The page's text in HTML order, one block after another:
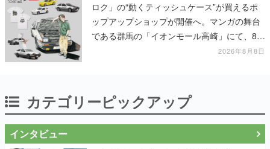
ロク」の“動くティッシュケース”が買えるポ
ップアップショップが開催へ。マンガの舞台
である群馬の「イオンモール高崎」にて、8月
11日から8月20日までの期間限定で開催予定
2026年8月8日
カテゴリーピックアップ
インタビュー